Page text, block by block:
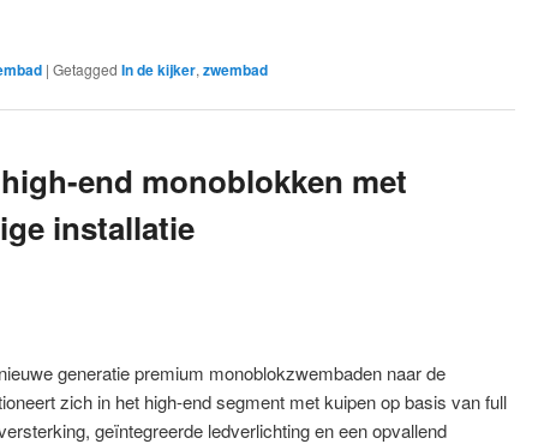
| Getagged In de kijker, zwembad
end monoblokken met
installatie
generatie premium monoblokzwembaden naar de
zich in het high-end segment met kuipen op basis van full
geïntegreerde ledverlichting en een opvallend